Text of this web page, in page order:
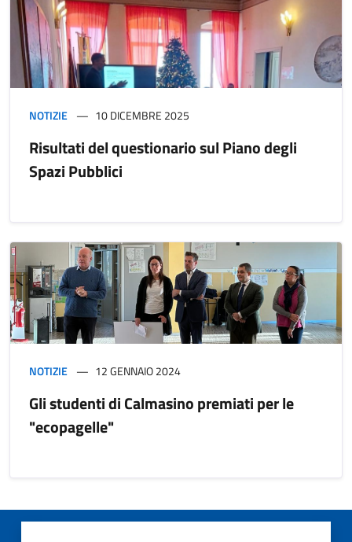
NOTIZIE 10 DICEMBRE 2025
Risultati del questionario sul Piano degli
Spazi Pubblici
NOTIZIE 12 GENNAIO 2024
Gli studenti di Calmasino premiati per le
"ecopagelle"